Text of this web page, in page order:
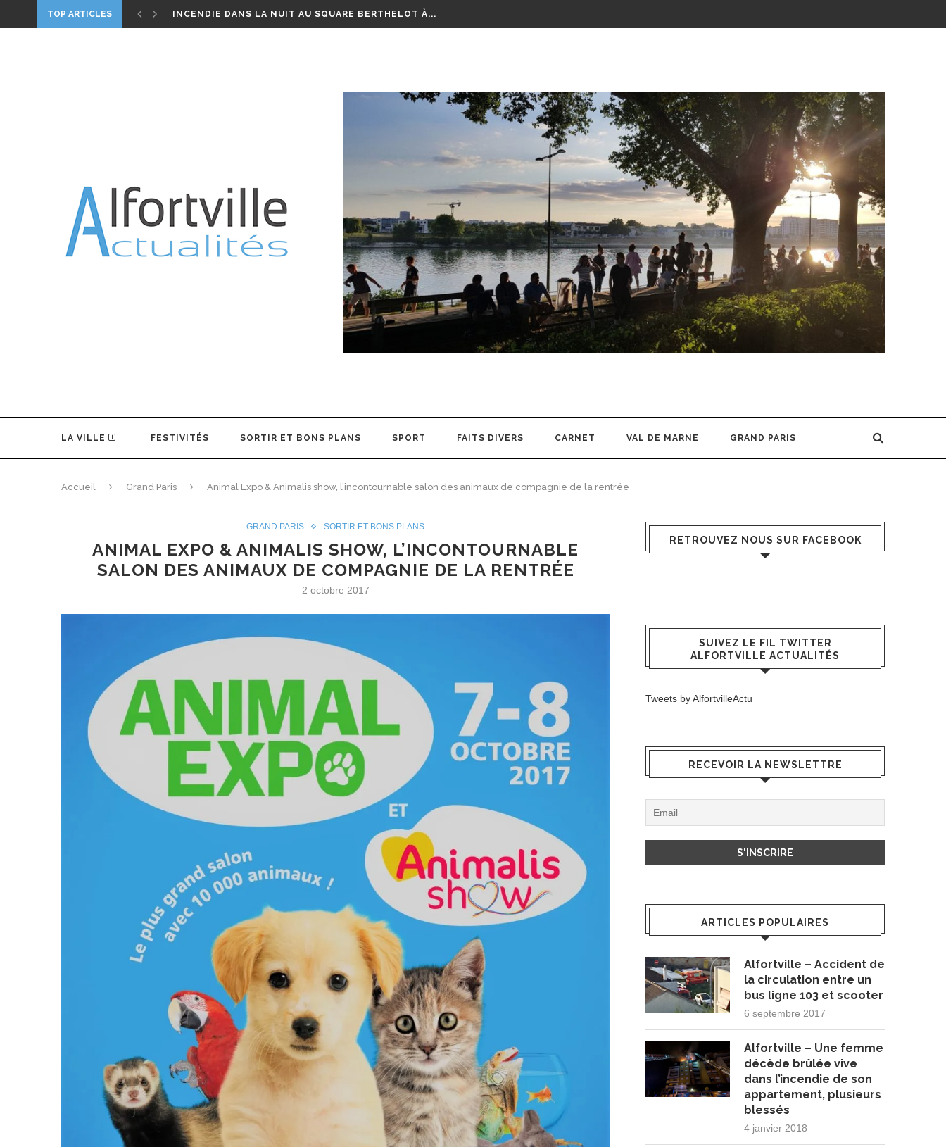
TOP ARTICLES
ALFORTVILLE, UN HOMME MEURT POIGNARDÉ À MICOLON
DIMANCHE 1ER MAI 2022 : BOURSE AUX VÉLOS...
LA VILLE FESTIVITÉS SORTIR ET BONS PLANS SPORT FAITS DIVERS CARNET VAL DE MARNE GRAND PARIS
Accueil Grand Paris Animal Expo & Animalis show, l’incontournable salon des animaux de compagnie de la rentrée
GRAND PARIS SORTIR ET BONS PLANS
ANIMAL EXPO & ANIMALIS SHOW, L’INCONTOURNABLE
SALON DES ANIMAUX DE COMPAGNIE DE LA RENTRÉE
2 octobre 2017
RETROUVEZ NOUS SUR FACEBOOK
SUIVEZ LE FIL TWITTER
ALFORTVILLE ACTUALITÉS
Tweets by AlfortvilleActu
RECEVOIR LA NEWSLETTRE
ARTICLES POPULAIRES
Alfortville – Accident de
la circulation entre un
bus ligne 103 et scooter
6 septembre 2017
Alfortville – Une femme
décède brûlée vive
dans l’incendie de son
appartement, plusieurs
blessés
4 janvier 2018